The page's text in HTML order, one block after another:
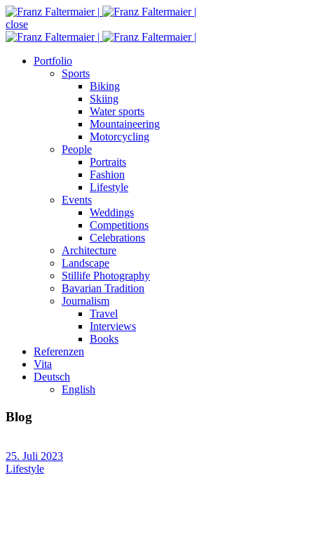
close
Portfolio
Sports
Biking
Skiing
Water sports
Mountaineering
Motorcycling
People
Portraits
Fashion
Lifestyle
Events
Weddings
Competitions
Celebrations
Architecture
Landscape
Stillife Photography
Bavarian Tradition
Journalism
Travel
Interviews
Books
Referenzen
Vita
Deutsch
English
Blog
25. Juli 2023
Lifestyle